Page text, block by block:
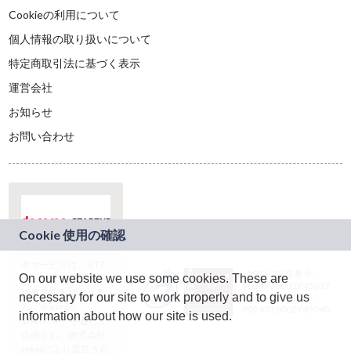
Cookieの利用について
個人情報の取り扱いについて
特定商取引法に基づく表示
運営会社
お知らせ
お問い合わせ
ドコモグループの新
規事業創出プログラ
ム「docomo
STARTUP」を通じて
JASRAC許諾番号：
9024936001Y45037
JASRAC許諾番号：
On our website we use some cookies. These are
necessary for our site to work properly and to give us
information about how our site is used.